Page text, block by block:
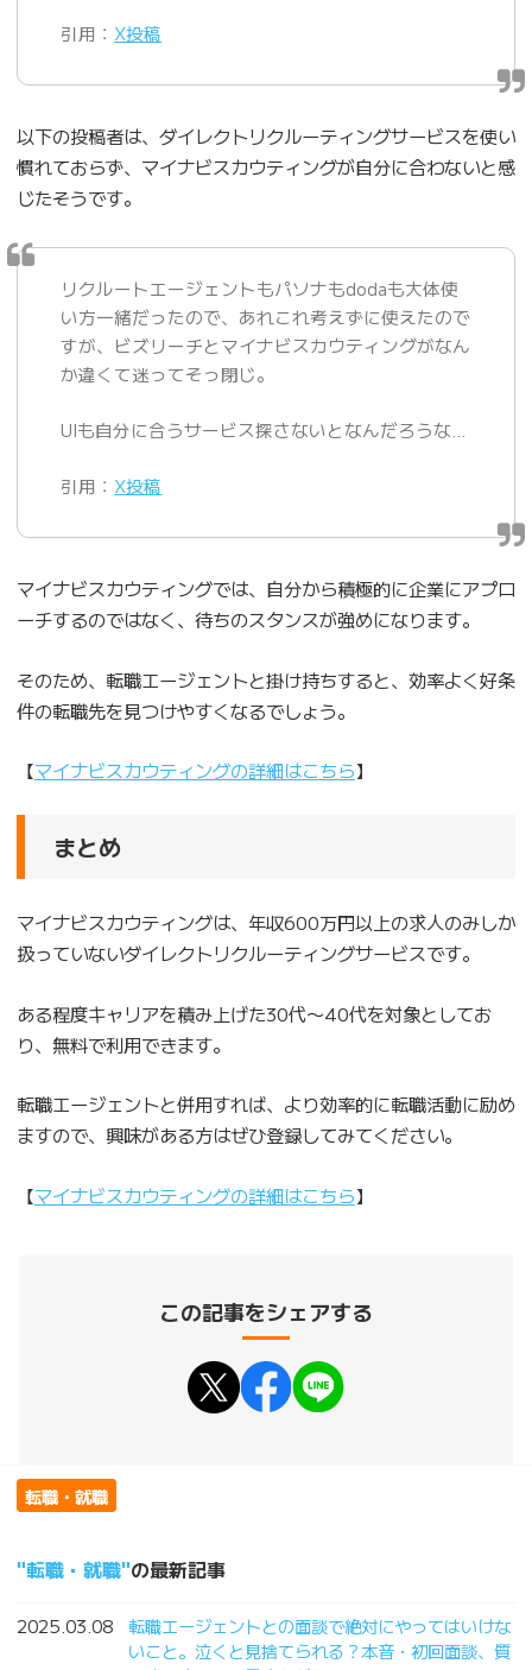
引用： X投稿
以下の投稿者は、ダイレクトリクルーティングサービスを使い
慣れておらず、マイナビスカウティングが自分に合わないと感
じたそうです。
リクルートエージェントもパソナもdodaも大体使
い方一緒だったので、あれこれ考えずに使えたので
すが、ビズリーチとマイナビスカウティングがなん
か違くて迷ってそっ閉じ。
UIも自分に合うサービス探さないとなんだろうな…
引用： X投稿
マイナビスカウティングでは、自分から積極的に企業にアプロ
ーチするのではなく、待ちのスタンスが強めになります。
そのため、転職エージェントと掛け持ちすると、効率よく好条
件の転職先を見つけやすくなるでしょう。
【マイナビスカウティングの詳細はこちら】
まとめ
マイナビスカウティングは、年収600万円以上の求人のみしか
扱っていないダイレクトリクルーティングサービスです。
ある程度キャリアを積み上げた30代〜40代を対象としてお
り、無料で利用できます。
転職エージェントと併用すれば、より効率的に転職活動に励め
ますので、興味がある方はぜひ登録してみてください。
【マイナビスカウティングの詳細はこちら】
この記事をシェアする
転職・就職
転職・就職 の最新記事
2025.03.08
転職エージェントとの面談で絶対にやってはいけな
いこと。泣くと見捨てられる？本音・初回面談、質